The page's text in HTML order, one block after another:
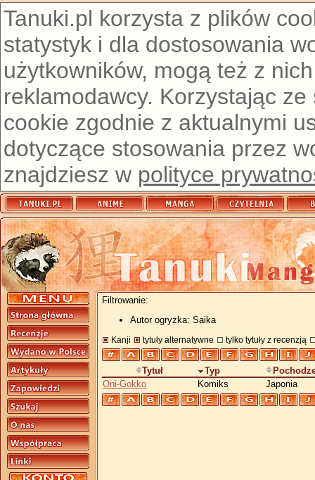
Tanuki.pl korzysta z plików
statystyk i dla dostosowania
użytkowników, mogą też z
reklamodawcy. Korzystając
cookie zgodnie z aktualnymi
dotyczące stosowania przez
znajdziesz w polityce
Filtrowanie:
Autor ogryzka: Saika
Kanji tytuły alternatywne tylko tytuły z recenzją
Tytuł Typ
Oni-Gokko
Komiks Japonia